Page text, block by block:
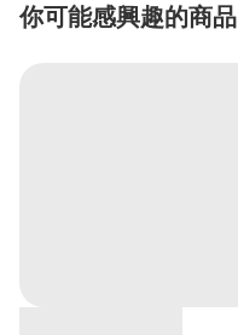
你可能感興趣的商品